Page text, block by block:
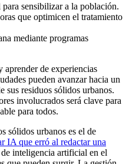
sensibilizar a la población.
que optimicen el tratamiento
mediante programas
aprender de experiencias
pueden avanzar hacia un
sus residuos sólidos urbanos.
involucrados será clave para
para todos.
sólidos urbanos es el de
IA que erró al redactar una
inteligencia artificial en el